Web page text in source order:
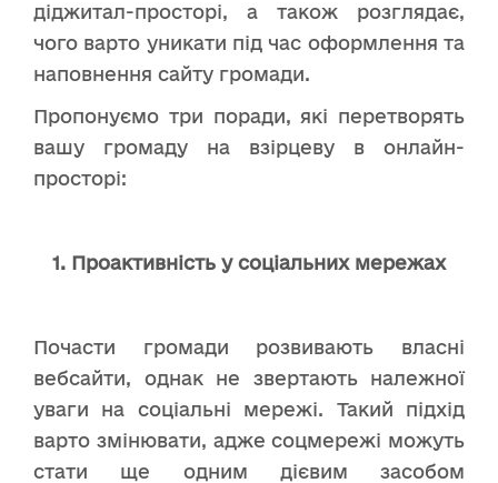
діджитал-просторі, а також розглядає,
чого варто уникати під час оформлення та
наповнення сайту громади.
Пропонуємо три поради, які перетворять
вашу громаду на взірцеву в онлайн-
просторі:
1. Проактивність у соціальних мережах
Почасти громади розвивають власні
вебсайти, однак не звертають належної
уваги на соціальні мережі. Такий підхід
варто змінювати, адже соцмережі можуть
стати ще одним дієвим засобом